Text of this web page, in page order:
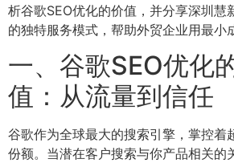
析谷歌SEO优化的价值，并分享深圳慧
的独特服务模式，帮助外贸企业用最小
一、谷歌SEO优化
值：从流量到信任
谷歌作为全球最大的搜索引擎，掌控着
份额。当潜在客户搜索与你产品相关的